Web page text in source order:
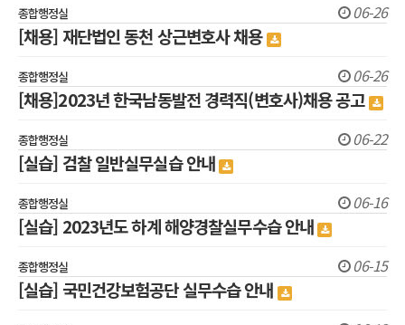
종합행정실 06-26
[채용] 재단법인 동천 상근변호사 채용
종합행정실 06-26
[채용]2023년 한국남동발전 경력직(변호사)채용 공고
종합행정실 06-22
[실습] 검찰 일반실무실습 안내
종합행정실 06-16
[실습] 2023년도 하계 해양경찰실무수습 안내
종합행정실 06-15
[실습] 국민건강보험공단 실무수습 안내